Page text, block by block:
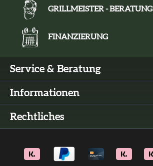
GRILLMEISTER - BERATUNG
FINANZIERUNG
Service & Beratung
Informationen
Rechtliches